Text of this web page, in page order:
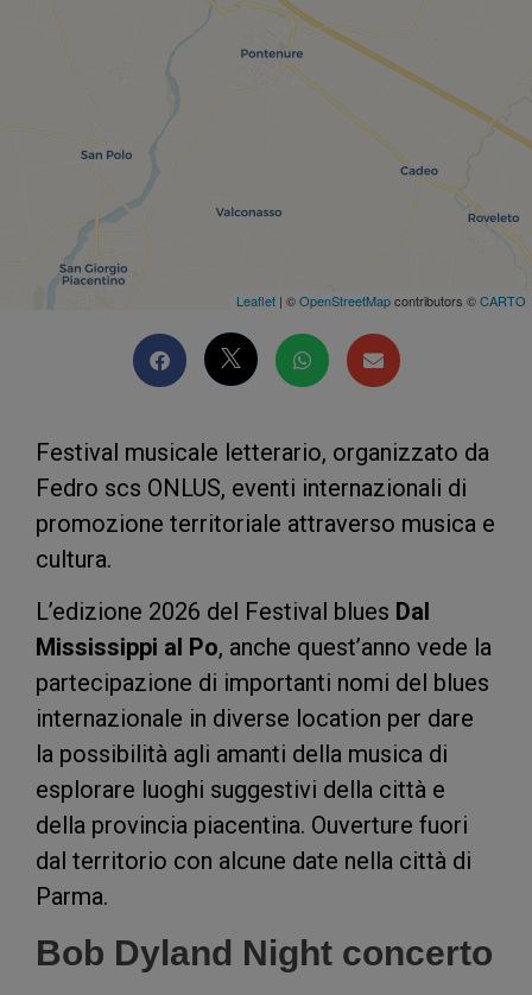
Leaflet | ©OpenStreetMapcontributors ©CARTO
Festival musicale letterario, organizzato da
Fedro scs ONLUS, eventi internazionali di
promozione territoriale attraverso musica e
cultura.
L’edizione 2026 del Festival blues Dal
Mississippi al Po, anche quest’anno vede la
partecipazione di importanti nomi del blues
internazionale in diverse location per dare
la possibilità agli amanti della musica di
esplorare luoghi suggestivi della città e
della provincia piacentina. Ouverture fuori
dal territorio con alcune date nella città di
Parma.
Bob Dyland Night concerto